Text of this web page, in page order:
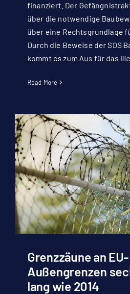
finanziert. Der
über die notwendige
über eine Rechtsgrundlage
Durch die Beweise der SOS
kommt es zum Aus für das
Read More
Grenzzäune an EU-
Außengrenzen
lang wie 2014